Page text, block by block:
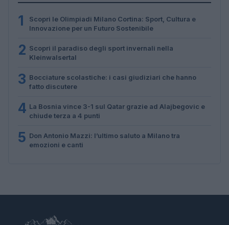
1
Scopri le Olimpiadi Milano Cortina: Sport, Cultura e
Innovazione per un Futuro Sostenibile
2 Scopri il paradiso degli sport invernali nella
Kleinwalsertal
3 Bocciature scolastiche: i casi giudiziari che hanno
fatto discutere
4 La Bosnia vince 3-1 sul Qatar grazie ad Alajbegovic e
chiude terza a 4 punti
5 Don Antonio Mazzi: l’ultimo saluto a Milano tra
emozioni e canti